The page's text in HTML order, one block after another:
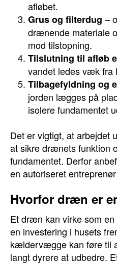
afløbet.
Grus og filterdug –
drænende materiale
mod tilstopning.
Tilslutning til afløb
vandet ledes væk fra
Tilbagefyldning og
jorden lægges på
isolere fundamentet
Det er vigtigt, at arbejdet
at sikre drænets funktion
fundamentet. Derfor
en autoriseret
Hvorfor dræn er
Et dræn kan virke som
en investering i husets
kældervægge kan føre til
langt dyrere at udbedre.